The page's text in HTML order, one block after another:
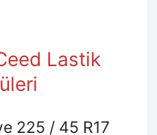
Lastik
225 / 45 R17